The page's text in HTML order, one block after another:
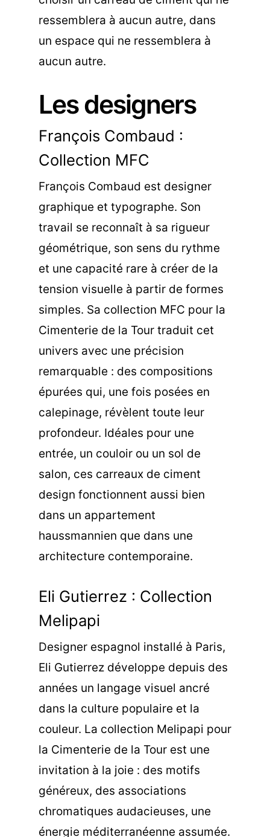
ressemblera à aucun autre, dans
un espace qui ne ressemblera à
aucun autre.
Les designers
François Combaud :
Collection MFC
François Combaud est designer
graphique et typographe. Son
travail se reconnaît à sa rigueur
géométrique, son sens du rythme
et une capacité rare à créer de la
tension visuelle à partir de formes
simples. Sa collection MFC pour la
Cimenterie de la Tour traduit cet
univers avec une précision
remarquable : des compositions
épurées qui, une fois posées en
calepinage, révèlent toute leur
profondeur. Idéales pour une
entrée, un couloir ou un sol de
salon, ces carreaux de ciment
design fonctionnent aussi bien
dans un appartement
haussmannien que dans une
architecture contemporaine.
Eli Gutierrez : Collection
Melipapi
Designer espagnol installé à Paris,
Eli Gutierrez développe depuis des
années un langage visuel ancré
dans la culture populaire et la
couleur. La collection Melipapi pour
la Cimenterie de la Tour est une
invitation à la joie : des motifs
généreux, des associations
chromatiques audacieuses, une
énergie méditerranéenne assumée.